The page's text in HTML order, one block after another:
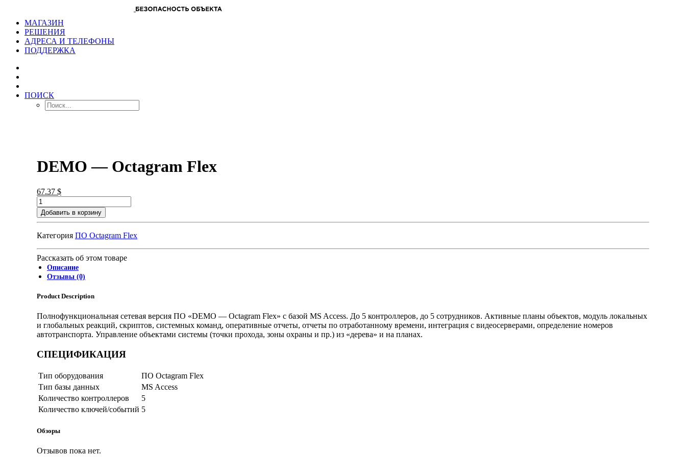
МАГАЗИН
РЕШЕНИЯ
АДРЕСА И ТЕЛЕФОНЫ
ПОДДЕРЖКА
ПОИСК
DEMO — Octagram Flex
67.37 $
Добавить в корзину
Категория ПО Octagram Flex
Рассказать об этом товаре
Описание
Отзывы (0)
Product Description
Полнофункциональная сетевая версия ПО «DEMO — Octagram Flex» с базой MS Access. До 5 контроллеров, до 5 сотрудников. Активные планы объектов, модуль локальных
и глобальных реакций, скриптов, системных команд, оперативные отчеты, отчеты по отработанному времени, интеграция с видеосерверами, определение номеров
автотранспорта. Управление объектами системы (точки прохода, зоны охраны и пр.) из «дерева» и на планах.
СПЕЦИФИКАЦИЯ
Тип оборудования
ПО Octagram Flex
Тип базы данных
MS Access
Количество контроллеров
5
Количество ключей/событий 5
Обзоры
Отзывов пока нет.